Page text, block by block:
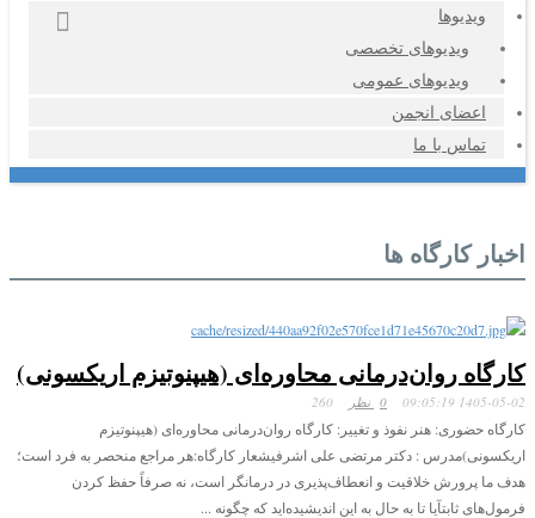
ویدیوها
ویدیوهای تخصصی
ویدیوهای عمومی
اعضای انجمن
تماس با ما
اخبار کارگاه ها
کارگاه روان‌درمانی محاوره‌ای (هیپنوتیزم اریکسونی)
1405-05-02 09:05:19
260
کارگاه حضوری: هنر نفوذ و تغییر: کارگاه روان‌درمانی محاوره‌ای (هیپنوتیزم
اریکسونی)مدرس : دکتر مرتضی علی اشرفیشعار کارگاه:هر مراجع منحصر به فرد است؛
هدف ما پرورش خلاقیت و انعطاف‌پذیری در درمانگر است، نه صرفاً حفظ کردن
فرمول‌های ثابتآیا تا به حال به این اندیشیده‌اید که چگونه ...